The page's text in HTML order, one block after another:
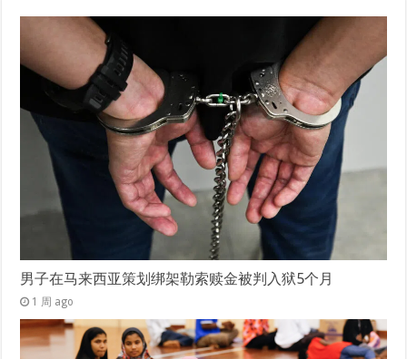
男子在马来西亚策划绑架勒索赎金被判入狱5个月
1 周 ago